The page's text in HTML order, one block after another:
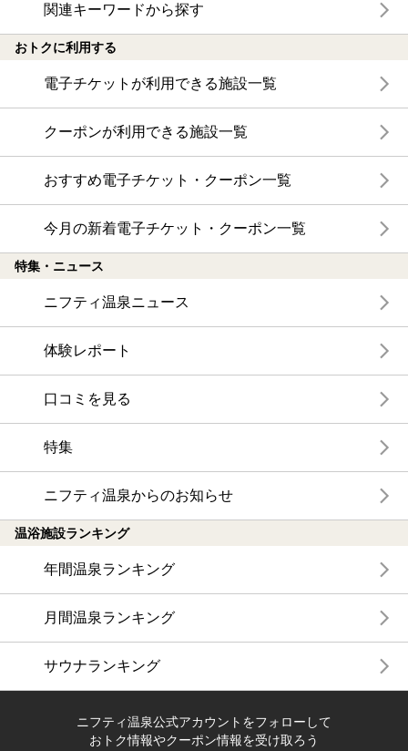
関連キーワードから探す
おトクに利用する
電子チケットが利用できる施設一覧
クーポンが利用できる施設一覧
おすすめ電子チケット・クーポン一覧
今月の新着電子チケット・クーポン一覧
特集・ニュース
ニフティ温泉ニュース
体験レポート
口コミを見る
特集
ニフティ温泉からのお知らせ
温浴施設ランキング
年間温泉ランキング
月間温泉ランキング
サウナランキング
ニフティ温泉公式アカウントをフォローして
おトク情報やクーポン情報を受け取ろう